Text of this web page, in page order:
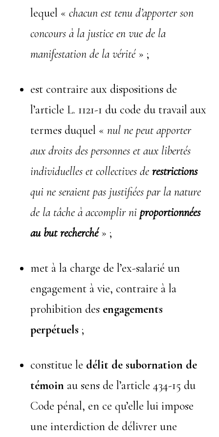
lequel «chacun est tenu d’apporter son
concours à la justice en vue de la
manifestation de la vérité» ;
est contraire aux dispositions de
l’article L. 1121-1 du code du travail aux
termes duquel «nul ne peut apporter
aux droits des personnes et aux libertés
individuelles et collectives derestrictions
qui ne seraient pas justifiées par la nature
de la tâche à accomplir niproportionnées
au but recherché » ;
met à la charge de l’ex-salarié un
engagement à vie, contraire à la
prohibition des engagements
perpétuels ;
constitue le délit de subornation de
témoin au sens de l’article 434-15 du
Code pénal, en ce qu’elle lui impose
une interdiction de délivrer une